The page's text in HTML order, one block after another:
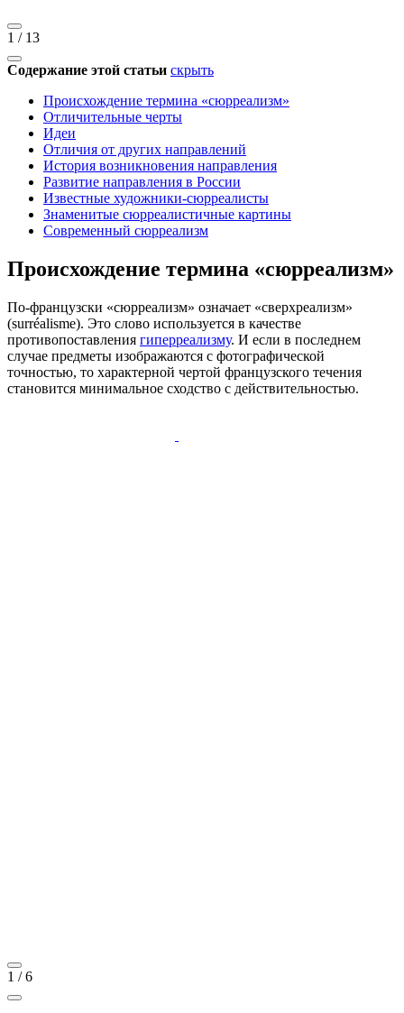
1 / 13
Содержание этой статьи скрыть
Происхождение термина «сюрреализм»
Отличительные черты
Идеи
Отличия от других направлений
История возникновения направления
Развитие направления в России
Известные художники-сюрреалисты
Знаменитые сюрреалистичные картины
Современный сюрреализм
Происхождение термина «сюрреализм»
По-французски «сюрреализм» означает «сверхреализм»
(surréalisme). Это слово используется в качестве
противопоставления гиперреализму. И если в последнем
случае предметы изображаются с фотографической
точностью, то характерной чертой французского течения
становится минимальное сходство с действительностью.
1 /6